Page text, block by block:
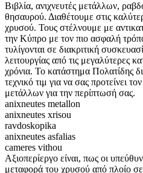
Βιβλία, ανιχνευτές μετάλλων,
θησαυρού. Διαθέτουμε στις
χρυσού. Τους στέλνουμε με
την Κύπρο με τον πιο ασφαλή
τυλίγονται σε διακριτική
λειτουργίας από τις μεγαλύτερες
χρόνια. Το κατάστημα Πολατίδης
τεχνικό τιμ για να σας προτείνει
μετάλλων για την περίπτωσή σας.
anixneutes metallon
anixneutes xrisou
ravdoskopika
anixneutes asfalias
cameres vithou
Αξιοπερίεργο είναι, πως οι
μεταφορά του χρυσού από πλοίο